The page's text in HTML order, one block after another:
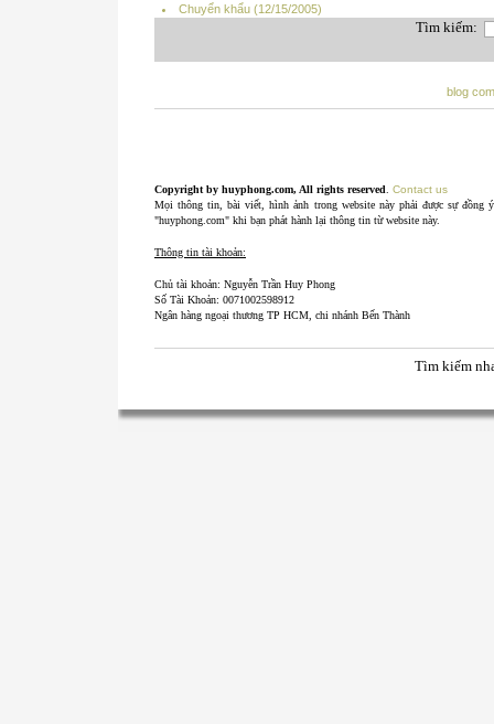
Chuyển khẩu (12/15/2005)
Tìm kiếm:
blog
Copyright by huyphong.com, All rights reserved. Contact us
Mọi thông tin, bài viết, hình ảnh trong website này phải được sự đồng
"huyphong.com" khi bạn phát hành lại thông tin từ website này.
Thông tin tài khoản:
Chủ tài khoản: Nguyễn Trần Huy Phong
Số Tài Khoản: 0071002598912
Ngân hàng ngoại thương TP HCM, chi nhánh Bến Thành
Tìm kiếm